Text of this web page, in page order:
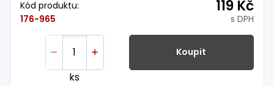
Kód produktu:
176-965
119 Kč
s DPH
ks
Koupit